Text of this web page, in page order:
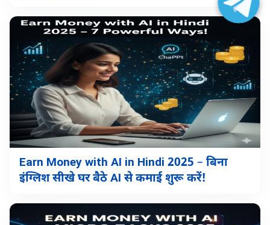
Earn Money with AI in Hindi 2025 – बिना
इंग्लिश सीखे घर बैठे AI से कमाई शुरू करें!